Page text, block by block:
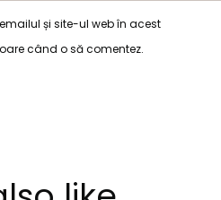
și site-ul web în acest
când o să comentez.